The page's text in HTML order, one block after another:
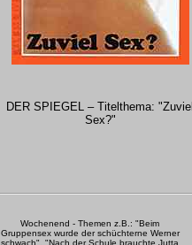
DER SPIEGEL – Titelthema: "Zuviel
Sex?"
Wochenend - Themen z.B.: "Beim
Gruppensex wurde der schüchterne Werner
schwach", "Nach der Schule brauchte Jutta